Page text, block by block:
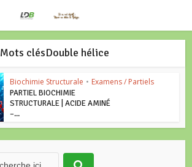
Mots clésDouble hélice
Biochimie Structurale • Examens / Partiels
PARTIEL BIOCHIMIE
STRUCTURALE | ACIDE AMINÉ
–...